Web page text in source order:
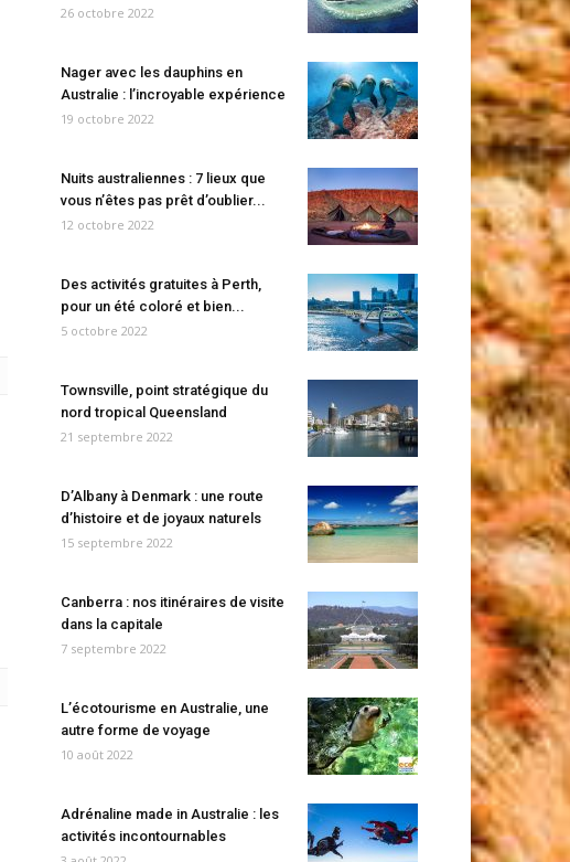
26 octobre 2022
Nager avec les dauphins en
Australie : l’incroyable expérience
19 octobre 2022
Nuits australiennes : 7 lieux que
vous n’êtes pas prêt d’oublier...
12 octobre 2022
Des activités gratuites à Perth,
pour un été coloré et bien...
5 octobre 2022
Townsville, point stratégique du
nord tropical Queensland
21 septembre 2022
D’Albany à Denmark : une route
d’histoire et de joyaux naturels
15 septembre 2022
Canberra : nos itinéraires de visite
dans la capitale
7 septembre 2022
L’écotourisme en Australie, une
autre forme de voyage
10 août 2022
Adrénaline made in Australie : les
activités incontournables